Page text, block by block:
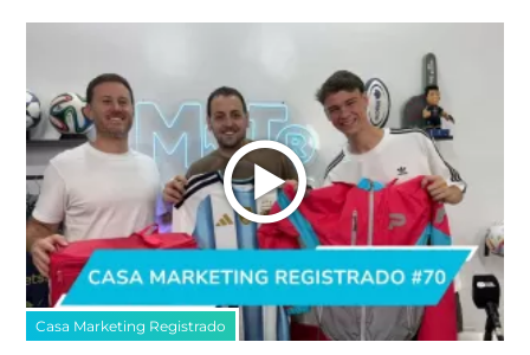
Casa Marketing Registrado